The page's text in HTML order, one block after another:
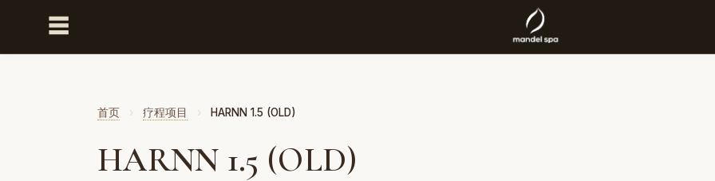
☰
首页 › 疗程项目 › HARNN 1.5 (OLD)
HARNN 1.5 (OLD)